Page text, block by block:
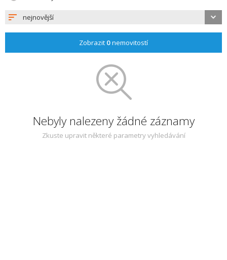
nejnovější
Zobrazit 0nemovitostí
Nebyly nalezeny žádné záznamy
Zkuste upravit některé parametry vyhledávání